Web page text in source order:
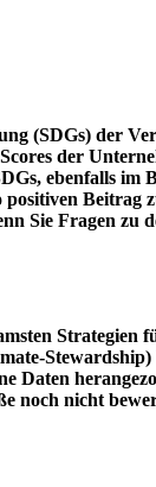
(SDGs) der
der
ebenfalls im
Beitrag
Sie Fragen zu
Strategien
Stewardship)
Daten
noch nicht